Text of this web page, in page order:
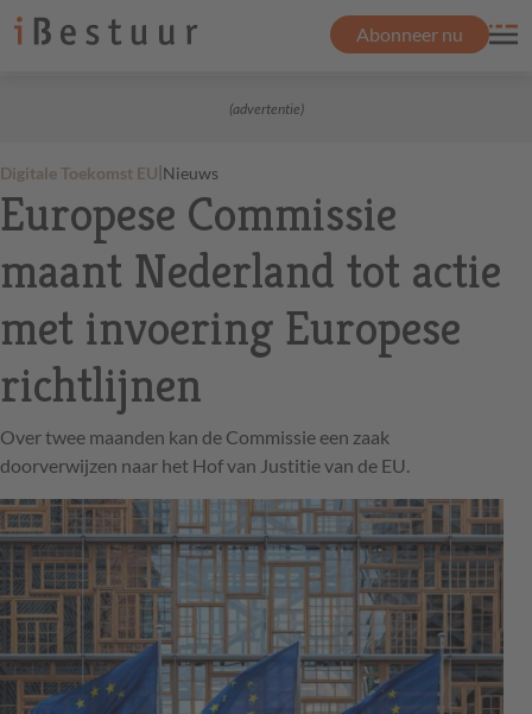
Abonneer nu
(advertentie)
Digitale Toekomst EU|Nieuws
Europese Commissie
maant Nederland tot actie
met invoering Europese
richtlijnen
Over twee maanden kan de Commissie een zaak
doorverwijzen naar het Hof van Justitie van de EU.